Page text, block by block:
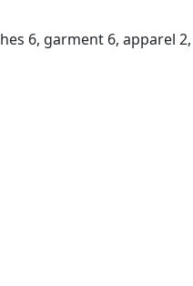
6, garment 6, apparel